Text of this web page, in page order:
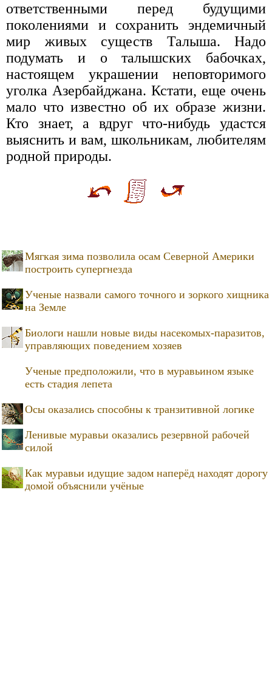
ответственными перед будущими
поколениями и сохранить эндемичный
мир живых существ Талыша. Надо
подумать и о талышских бабочках,
настоящем украшении неповторимого
уголка Азербайджана. Кстати, еще очень
мало что известно об их образе жизни.
Кто знает, а вдруг что-нибудь удастся
выяснить и вам, школьникам, любителям
родной природы.
Мягкая зима позволила осам Северной Америки
построить супергнезда
Ученые назвали самого точного и зоркого хищника
на Земле
Биологи нашли новые виды насекомых-паразитов,
управляющих поведением хозяев
Ученые предположили, что в муравьином языке
есть стадия лепета
Осы оказались способны к транзитивной логике
Ленивые муравьи оказались резервной рабочей
силой
Как муравьи идущие задом наперёд находят дорогу
домой объяснили учёные